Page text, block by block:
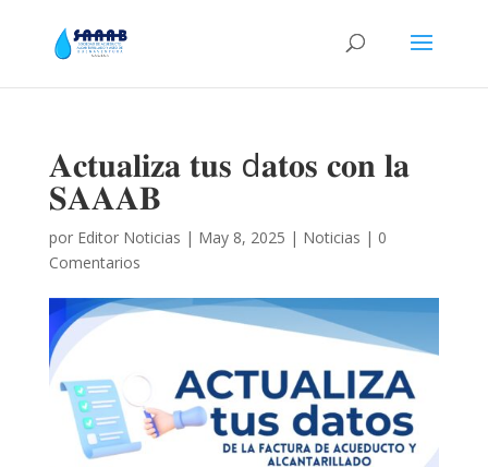
𝐀𝐜𝐭𝐮𝐚𝐥𝐢𝐳𝐚 𝐭𝐮𝐬 d𝐚𝐭𝐨𝐬 𝐜𝐨𝐧 𝐥𝐚
𝐒𝐀𝐀𝐀𝐁
por Editor Noticias | May 8, 2025 | Noticias | 0
Comentarios